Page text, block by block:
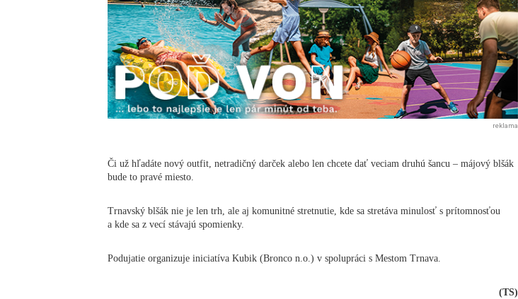
reklama
Či už hľadáte nový outfit, netradičný darček alebo len chcete dať veciam druhú šancu – májový blšák
bude to pravé miesto.
Trnavský blšák nie je len trh, ale aj komunitné stretnutie, kde sa stretáva minulosť s prítomnosťou
a kde sa z vecí stávajú spomienky.
Podujatie organizuje iniciatíva Kubik (Bronco n.o.) v spolupráci s Mestom Trnava.
(TS)